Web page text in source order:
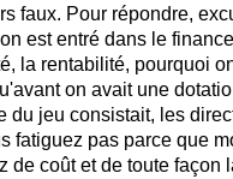
faux. Pour répondre,
est entré dans le
la rentabilité, pourquoi
on avait une
du jeu consistait, les
fatiguez pas parce que
de coût et de toute façon